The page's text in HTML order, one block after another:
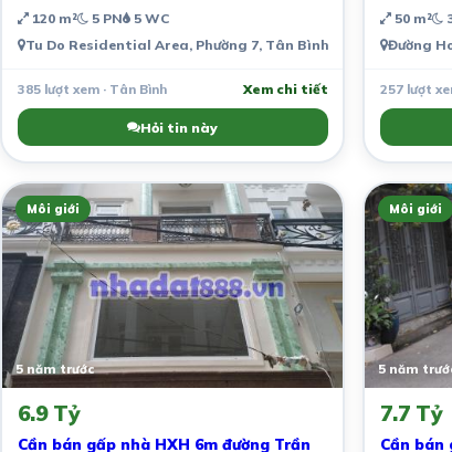
120 m² 5 PN 5 WC
Tu Do Residential Area, Phường 7, Tân Bình, Thành phố Hồ
385 lượt xem · Tân Bình Xem chi tiết
Hỏi tin này
50 m²
Đường
257 lượt
Môi giới
5 năm trước
6.9 Tỷ
Cần bán gấp nhà HXH 6m đường Trần
Môi giới
5 năm
7.7 Tỷ
Cần bán